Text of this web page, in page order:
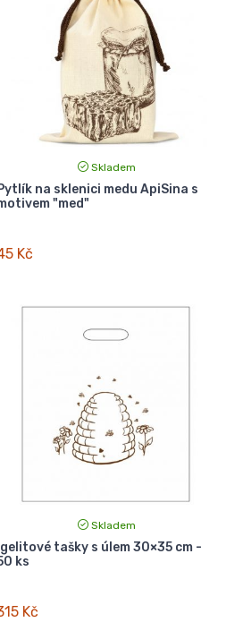
Skladem
na sklenici medu ApiSina s
"med"
Kč
Skladem
Igelitové tašky s úlem 30×35 cm -
ks
Kč